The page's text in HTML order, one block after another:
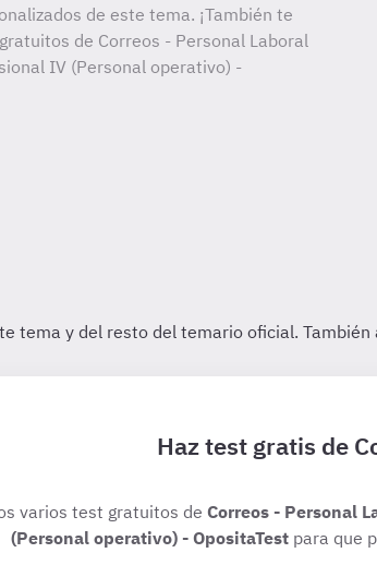
de este tema. ¡También te
de Correos - Personal Laboral
IV (Personal operativo) -
Haz test gratis de
varios test gratuitos de Correos - Personal
(Personal operativo) - OpositaTest para que